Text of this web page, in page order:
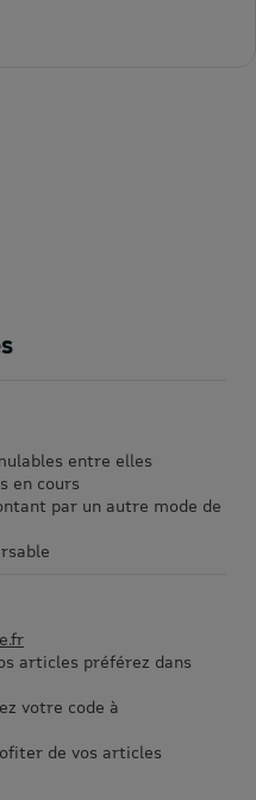
carte cadeau 100€
entre elles
en cours
par un autre mode de
articles préférez dans
votre code à
de vos articles